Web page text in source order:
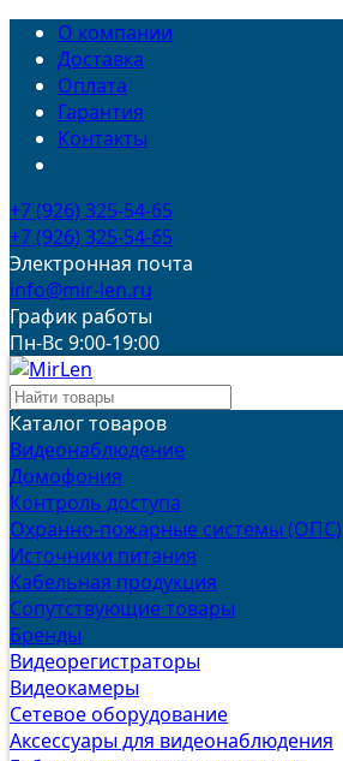
О компании
Доставка
Оплата
Гарантия
Контакты
+7 (926) 325-54-65
+7 (926) 325-54-65
Электронная почта
info@mir-len.ru
График работы
Пн-Вс 9:00-19:00
Каталог товаров
Видеонаблюдение
Домофония
Контроль доступа
Охранно-пожарные системы (ОПС)
Источники питания
Кабельная продукция
Сопутствующие товары
Бренды
Видеорегистраторы
Видеокамеры
Сетевое оборудование
Аксессуары для видеонаблюдения